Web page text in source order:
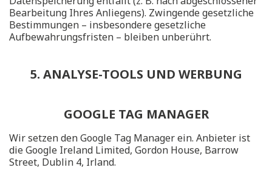
Bearbeitung Ihres Anliegens). Zwingende gesetzliche
Bestimmungen – insbesondere gesetzliche
Aufbewahrungsfristen – bleiben unberührt.
5. ANALYSE-TOOLS UND WERBUNG
GOOGLE TAG MANAGER
Wir setzen den Google Tag Manager ein. Anbieter ist
die Google Ireland Limited, Gordon House, Barrow
Street, Dublin 4, Irland.